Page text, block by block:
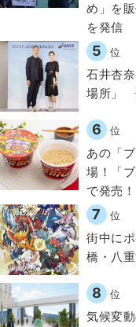
め」を
を発信
5 位
石井杏
場所」
6 位
あの「
場！「
で発売！
7 位
街中に
橋・八
8 位
気候変